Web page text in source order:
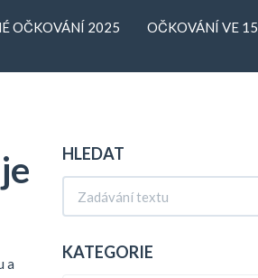
OČKOVÁNÍ 2025 OČKOVÁNÍ VE 15
a
HLEDAT
KATEGORIE